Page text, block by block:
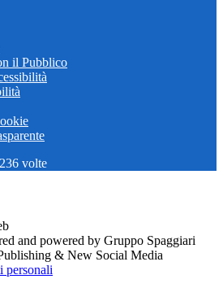
il Pubblico
236 volte
and powered by Gruppo Spaggiari
& New Social Media
personali